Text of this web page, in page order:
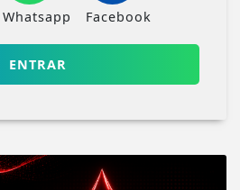
Whatsapp Facebook
ENTRAR